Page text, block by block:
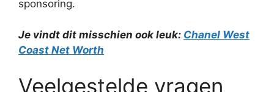
sponsoring.
Je vindt dit misschien ook leuk: Chanel West
Coast Net Worth
Veelgestelde vragen